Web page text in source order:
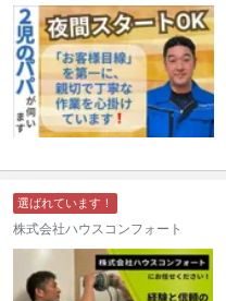
選ばれています！
株式会社ハウスコンフォート